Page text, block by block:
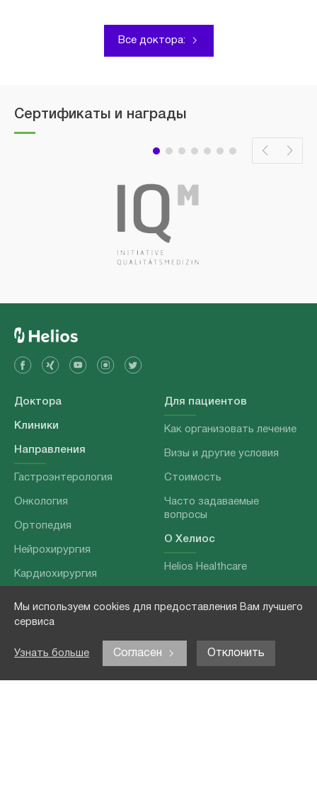
Мы используем cookies для предоставления Вам лучшего
сервиса
Узнать больше Согласен Отклонить
Все доктора:
Сертификаты и награды
Доктора
Клиники
Направления
Гастроэнтерология
Онкология
Ортопедия
Нейрохирургия
Кардиохирургия
Хирургия позвоночника
Отоларингология
Для пациентов
Как организовать лечение
Визы и другие условия
Стоимость
Часто задаваемые
вопросы
О Хелиос
Helios Healthcare
О нашей команде
Выходные данные